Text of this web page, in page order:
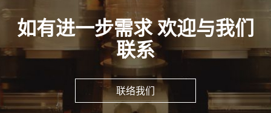
如有进一步需求 欢迎与我们
联系
联络我们